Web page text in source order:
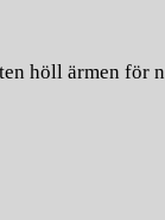
höll ärmen